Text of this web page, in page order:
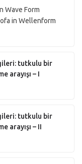
Wave Form
in Wellenform
tutkulu bir
arayışı – I
tutkulu bir
arayışı – II